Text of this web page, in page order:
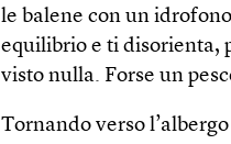
le balene con un
equilibrio e ti disorienta,
visto nulla. Forse un
Tornando verso